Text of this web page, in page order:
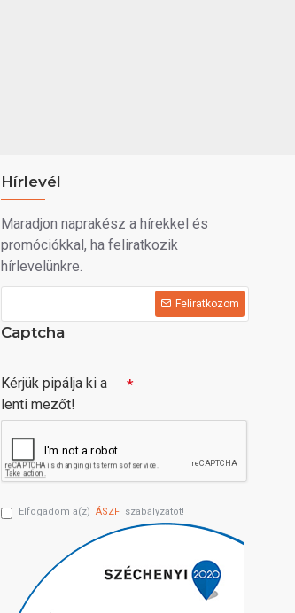
Hírlevél
Maradjon naprakész a hírekkel és
promóciókkal, ha feliratkozik
hírlevelünkre.
Felíratkozom
Captcha
Kérjük pipálja ki a
lenti mezőt!
Elfogadom a(z) ÁSZF szabályzatot!